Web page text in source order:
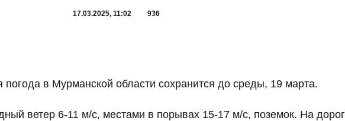
17.03.2025, 11:02 936
в Мурманской области сохранится до среды, 19 марта.
ветер 6-11 м/с, местами в порывах 15-17 м/с, поземок. На